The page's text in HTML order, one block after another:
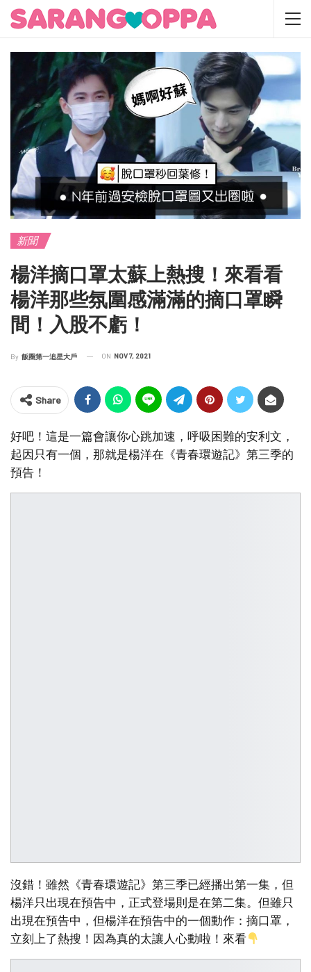
新聞
楊洋摘口罩太蘇上熱搜！來看看
楊洋那些氛圍感滿滿的摘口罩瞬
間！入股不虧！ ​
By 飯圈第一追星大戶 ON NOV 7, 2021
Share
好吧！這是一篇會讓你心跳加速，呼吸困難的安利文，
起因只有一個，那就是楊洋在《青春環遊記》第三季的
預告！
沒錯！雖然《青春環遊記》第三季已經播出第一集，但
楊洋只出現在預告中，正式登場則是在第二集。但雖只
出現在預告中，但楊洋在預告中的一個動作：摘口罩，
立刻上了熱搜！因為真的太讓人心動啦！來看